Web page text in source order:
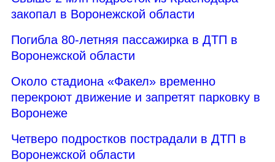
закопал в Воронежской области
Погибла 80-летняя пассажирка в ДТП в
Воронежской области
Около стадиона «Факел» временно
перекроют движение и запретят парковку в
Воронеже
Четверо подростков пострадали в ДТП в
Воронежской области